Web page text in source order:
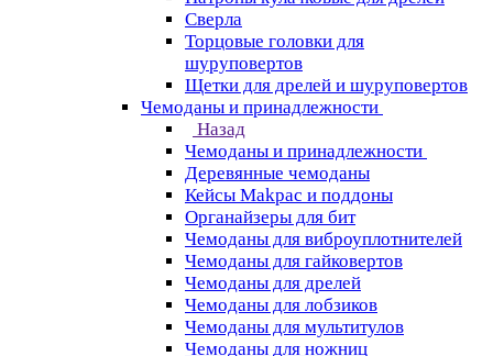
Сверла
Торцовые головки для
шуруповертов
Щетки для дрелей и шуруповертов
Чемоданы и принадлежности
Назад
Чемоданы и принадлежности
Деревянные чемоданы
Кейсы Makpac и поддоны
Органайзеры для бит
Чемоданы для виброуплотнителей
Чемоданы для гайковертов
Чемоданы для дрелей
Чемоданы для лобзиков
Чемоданы для мультитулов
Чемоданы для ножниц